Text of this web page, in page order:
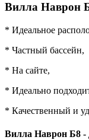
Вилла Наврон
* Идеальное
* Частный бассейн,
* На сайте,
* Идеально
* Качественный и
Вилла Наврон Б8 -